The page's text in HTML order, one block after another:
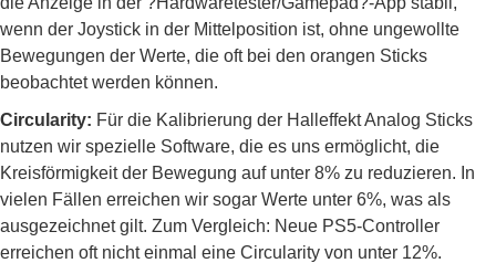
wenn der Joystick in der Mittelposition ist, ohne ungewollte
Bewegungen der Werte, die oft bei den orangen Sticks
beobachtet werden können.
Circularity: Für die Kalibrierung der Halleffekt Analog Sticks
nutzen wir spezielle Software, die es uns ermöglicht, die
Kreisförmigkeit der Bewegung auf unter 8% zu reduzieren. In
vielen Fällen erreichen wir sogar Werte unter 6%, was als
ausgezeichnet gilt. Zum Vergleich: Neue PS5-Controller
erreichen oft nicht einmal eine Circularity von unter 12%.